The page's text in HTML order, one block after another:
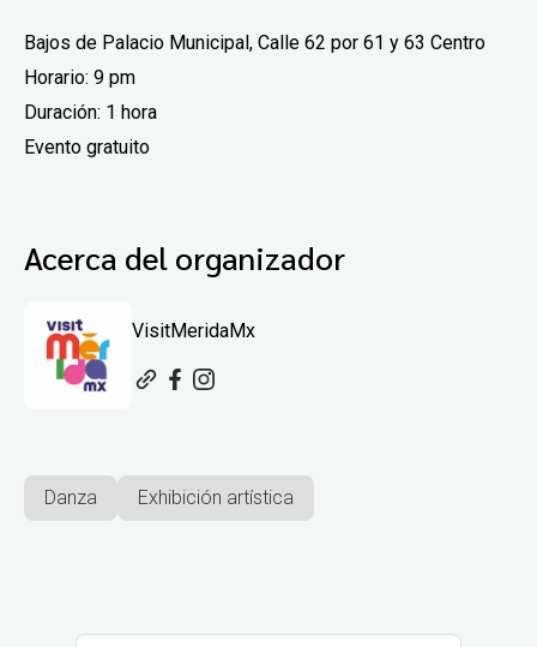
Bajos de Palacio Municipal, Calle 62 por 61 y 63 Centro
Horario: 9 pm
Duración: 1 hora
Evento gratuito
Acerca del organizador
VisitMeridaMx
Danza Exhibición artística